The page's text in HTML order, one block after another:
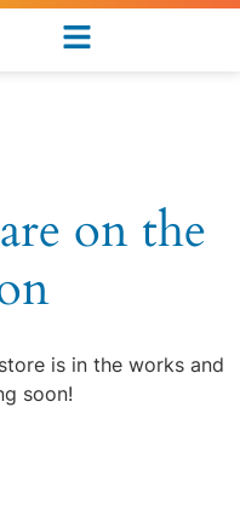
on the
is in the works and
soon!